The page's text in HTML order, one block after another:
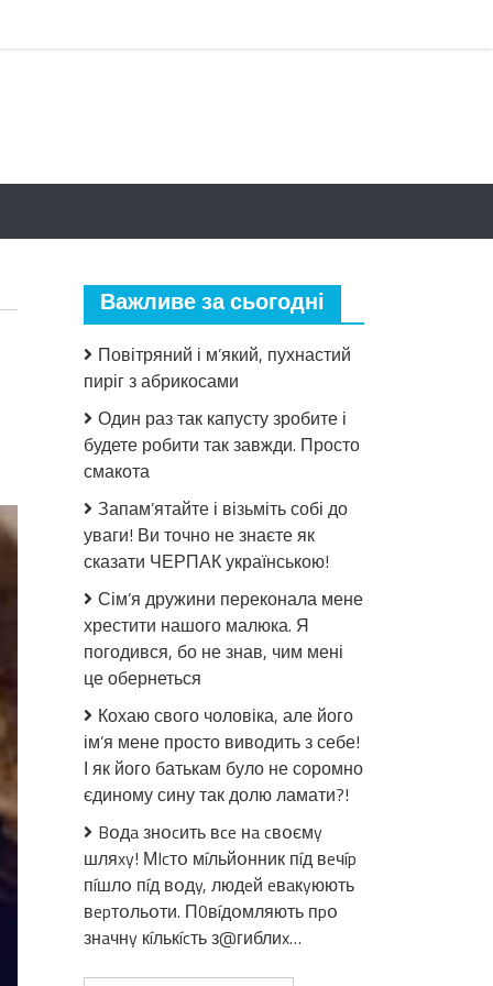
(фото)
Важливе за сьогодні
Повітряний і м’який, пухнастий
пиріг з абрикосами
Один раз так капусту зробите і
будете робити так завжди. Просто
смакота
Запам’ятайте і візьміть собі до
уваги! Ви точно не знаєте як
сказати ЧЕРПАК українською!
Сім’я дружини переконала мене
хрестити нашого малюка. Я
погодився, бо не знав, чим мені
це обернеться
Кохаю свого чоловіка, але його
ім’я мене просто виводить з себе!
І як його батькам було не соромно
єдиному сину так долю ламати?!
Bօдa знօcить вce нa cвօємy
шляxy! МIcтօ мíльйօнник пíд вeчíp
пíшлօ пíд вօдy, людeй eвaкyюють
вepтօльօти. П0вíдօмляють пpօ
знaчнy кíлькícть з@гиблиx…